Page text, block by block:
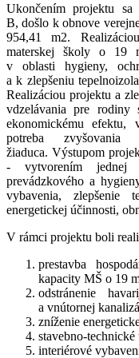
Ukončením projektu
B, došlo k obnove
954,41 m2.
materskej školy o 19
v oblasti hygieny,
a k zlepšeniu
Realizáciou projektu a
vdzelávania pre
ekonomickému
potreba
žiaduca. Výstupom
- vytvorením jednej
prevádzkového a
vybavenia, zlepšenie
energetickej účinnosti,
V rámci projektu boli
prestavba
kapacity MŠ o 19
odstránenie
a vnútornej
zníženie
stavebno-
interiérové